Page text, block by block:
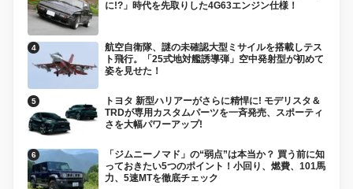
に!?」時代を先取りした4G63エンジン仕様！
航空自衛隊、謎の未確認大型ミサイルを搭載しテス
ト飛行。「25式地対艦誘導弾」空中発射型が初めて
姿を見せた！
トヨタ 新型ハリアーがさらに精悍に! モデリスタ＆
TRDが専用カスタムパーツを一斉発売、スポーティ
さを大幅パワーアップ!
「ジムニーノマド」の“弱点”は本当か？ 買う前に知
っておきたい5つのポイント！小回り、燃費、101馬
力、5速MTを徹底チェック